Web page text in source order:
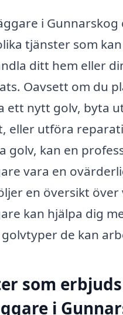
i
tjänster som
ditt hem eller
Oavsett om du
ett nytt golv, byta
eller utföra
golv, kan en
vara en
en översikt över
kan hjälpa dig
de kan
som
i